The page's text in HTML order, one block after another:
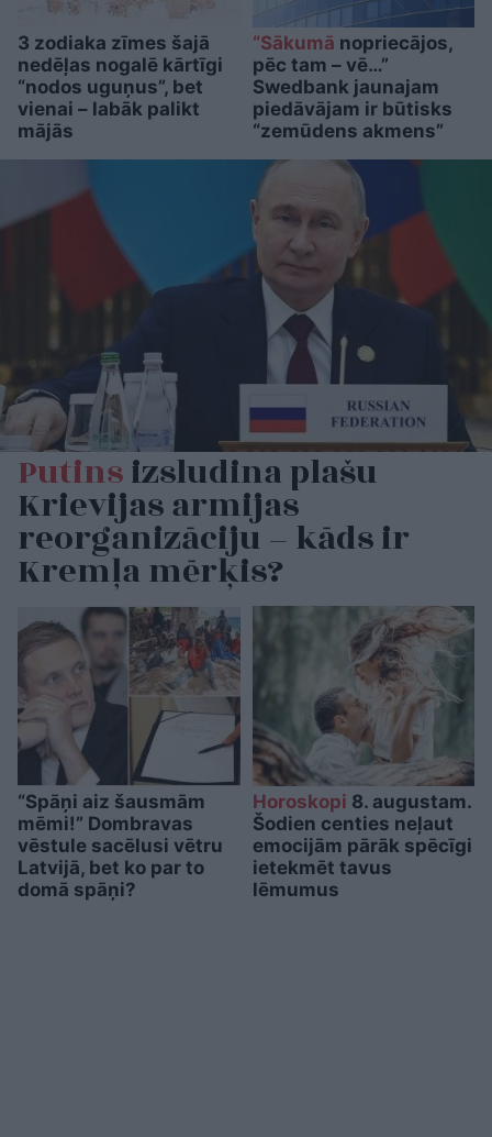
3 zodiaka zīmes šajā
nedēļas nogalē kārtīgi
“nodos uguņus”, bet
vienai – labāk palikt
mājās
“Sākumā nopriecājos,
pēc tam – vē…”
Swedbank jaunajam
piedāvājam ir būtisks
“zemūdens akmens”
Putinsizsludina plašu
Krievijas armijas
reorganizāciju – kāds ir
Kremļa mērķis?
“Spāņi aiz šausmām
mēmi!” Dombravas
vēstule sacēlusi vētru
Latvijā, bet ko par to
domā spāņi?
Horoskopi 8. augustam.
Šodien centies neļaut
emocijām pārāk spēcīgi
ietekmēt tavus
lēmumus